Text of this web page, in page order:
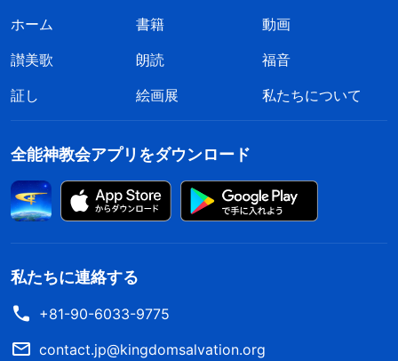
ホーム 書籍
動画
讃美歌
朗読
福音
証し
絵画展 私たちについて
全能神教会アプリをダウンロード
私たちに連絡する
+81-90-6033-9775
contact.jp@kingdomsalvation.org